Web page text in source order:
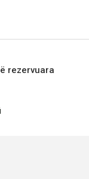
rezervuara